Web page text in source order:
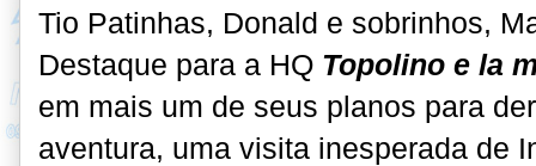
Tio Patinhas, Donald e sobrinhos,
Destaque para a HQ Topolino e la
em mais um de seus planos para
aventura, uma visita inesperada de